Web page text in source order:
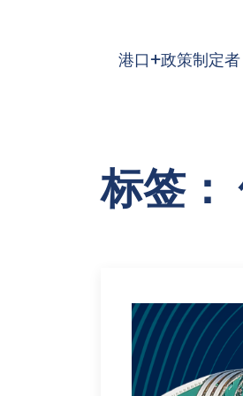
港口+政策制定者
标签：